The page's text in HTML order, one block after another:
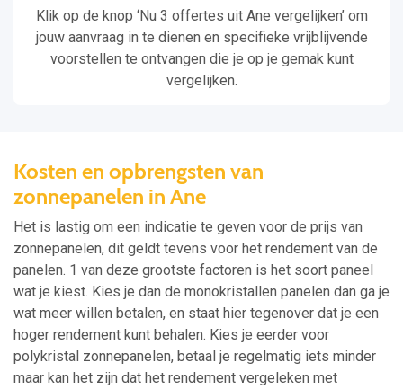
Klik op de knop ‘Nu 3 offertes uit Ane vergelijken’ om
jouw aanvraag in te dienen en specifieke vrijblijvende
voorstellen te ontvangen die je op je gemak kunt
vergelijken.
Kosten en opbrengsten van
zonnepanelen in Ane
Het is lastig om een indicatie te geven voor de prijs van
zonnepanelen, dit geldt tevens voor het rendement van de
panelen. 1 van deze grootste factoren is het soort paneel
wat je kiest. Kies je dan de monokristallen panelen dan ga je
wat meer willen betalen, en staat hier tegenover dat je een
hoger rendement kunt behalen. Kies je eerder voor
polykristal zonnepanelen, betaal je regelmatig iets minder
maar kan het zijn dat het rendement vergeleken met